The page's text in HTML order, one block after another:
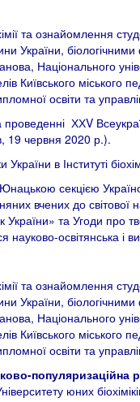
та ознайомлення
України,
Національного
Київського міського
освіти та
ХХV
19 червня 2020 р.).
в Інституті
Юнацькою секцією
вчених до
та Угоди про
освітянська і
та ознайомлення
України,
Національного
Київського міського
освіти та
юних